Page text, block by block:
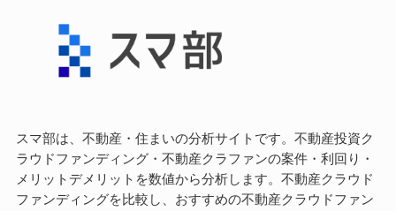
スマ部は、不動産・住まいの分析サイトです。不動産投資ク
ラウドファンディング・不動産クラファンの案件・利回り・
メリットデメリットを数値から分析します。不動産クラウド
ファンディングを比較し、おすすめの不動産クラウドファン